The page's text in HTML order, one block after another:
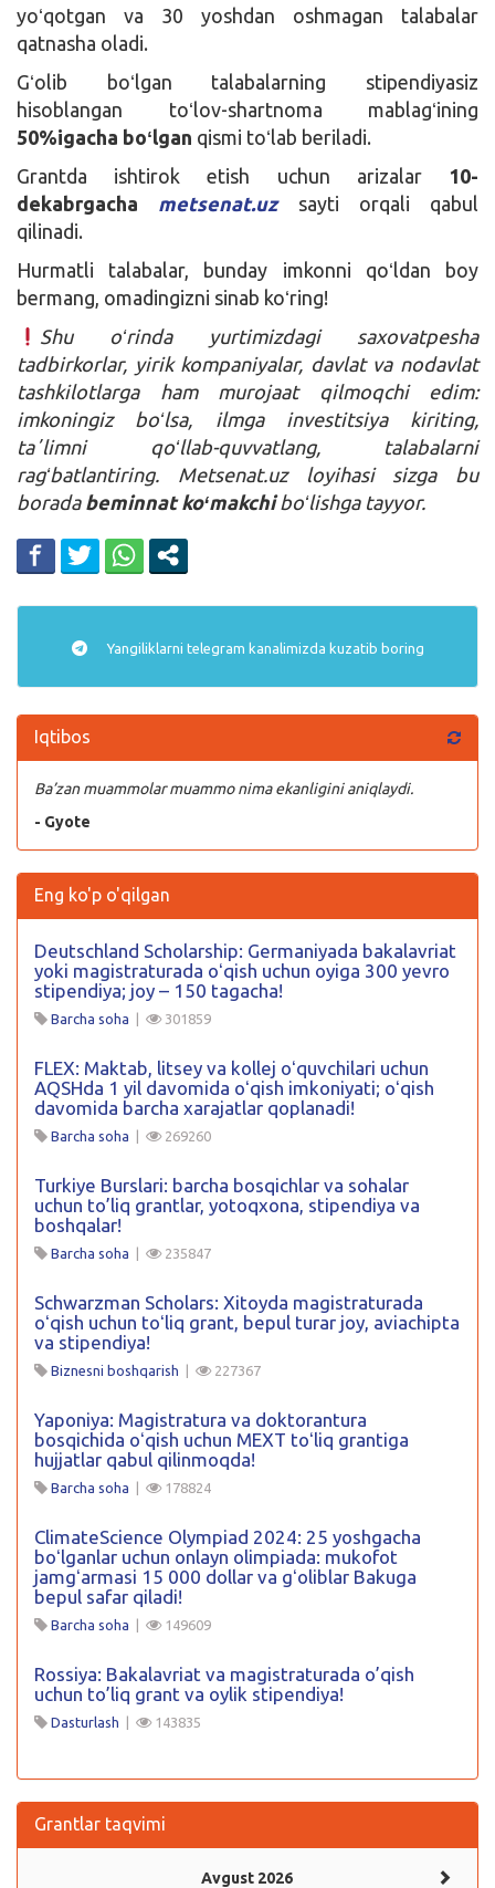
yoʻqotgan va 30 yoshdan oshmagan talabalar
qatnasha oladi.
Gʻolib boʻlgan talabalarning stipendiyasiz
hisoblangan toʻlov-shartnoma mablagʻining
50%igacha boʻlgan qismi toʻlab beriladi.
Grantda ishtirok etish uchun arizalar 10-
dekabrgacha metsenat.uzsayti orqali qabul
qilinadi.
Hurmatli talabalar, bunday imkonni qoʻldan boy
bermang, omadingizni sinab koʻring!
Shu oʻrinda yurtimizdagi saxovatpesha
tadbirkorlar, yirik kompaniyalar, davlat va nodavlat
tashkilotlarga ham murojaat qilmoqchi edim:
imkoningiz boʻlsa, ilmga investitsiya kiriting,
taʼlimni qoʻllab-quvvatlang, talabalarni
ragʻbatlantiring. Metsenat.uz loyihasi sizga bu
borada beminnat koʻmakchiboʻlishga tayyor.
Yangiliklarni telegram kanalimizda kuzatib boring
Iqtibos
Ba’zan muammolar muammo nima ekanligini aniqlaydi.
- Gyote
Eng ko'p o'qilgan
Deutschland Scholarship: Germaniyada bakalavriat
yoki magistraturada oʻqish uchun oyiga 300 yevro
stipendiya; joy – 150 tagacha!
Barcha soha | 301859
FLEX: Maktab, litsey va kollej oʻquvchilari uchun
AQSHda 1 yil davomida oʻqish imkoniyati; oʻqish
davomida barcha xarajatlar qoplanadi!
Barcha soha | 269260
Turkiye Burslari: barcha bosqichlar va sohalar
uchun to’liq grantlar, yotoqxona, stipendiya va
boshqalar!
Barcha soha | 235847
Schwarzman Scholars: Xitoyda magistraturada
oʻqish uchun toʻliq grant, bepul turar joy, aviachipta
va stipendiya!
Biznesni boshqarish | 227367
Yaponiya: Magistratura va doktorantura
bosqichida oʻqish uchun MEXT toʻliq grantiga
hujjatlar qabul qilinmoqda!
Barcha soha | 178824
ClimateScience Olympiad 2024: 25 yoshgacha
boʻlganlar uchun onlayn olimpiada: mukofot
jamgʻarmasi 15 000 dollar va gʻoliblar Bakuga
bepul safar qiladi!
Barcha soha | 149609
Rossiya: Bakalavriat va magistraturada o’qish
uchun to’liq grant va oylik stipendiya!
Dasturlash | 143835
Grantlar taqvimi
Avgust 2026